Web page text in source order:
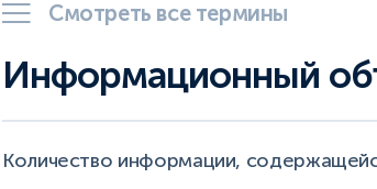
Смотреть все термины
Информационный
Количество информации,